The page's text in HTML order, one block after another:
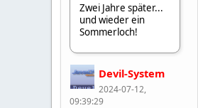
Zwei Jahre später...
und wieder ein
Sommerloch!
Devil-System
2024-07-12,
09:39:29